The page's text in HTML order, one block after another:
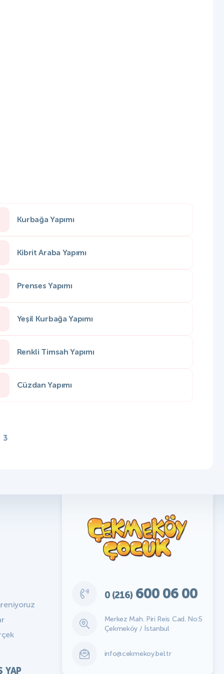
Kurbağa Yapımı
Kibrit Araba Yapımı
Prenses Yapımı
Yeşil Kurbağa Yapımı
Renkli Timsah Yapımı
Cüzdan Yapımı
3
YAP
0 (216) 600 06 00
Merkez Mah. Piri Reis Cad. No:5
Çekmeköy / İstanbul
info@cekmekoy.bel.tr